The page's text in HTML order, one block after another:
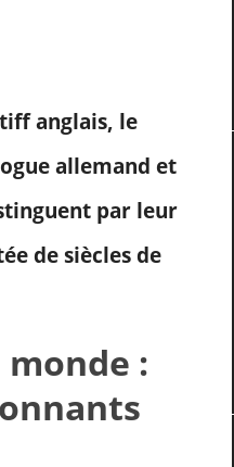
anglais, le
allemand et
par leur
de siècles de
monde :